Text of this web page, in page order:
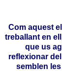
Com aquest
treballant en
que us
reflexionar
semblen